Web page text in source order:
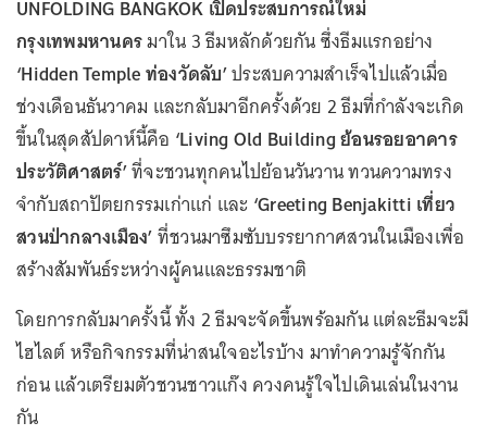
UNFOLDING BANGKOK เปิดประสบการณ์ใหม่
กรุงเทพมหานครมาใน 3 ธีมหลักด้วยกัน ซึ่งธีมแรกอย่าง
‘Hidden Temple ท่องวัดลับ’ประสบความสำเร็จไปแล้วเมื่อ
ช่วงเดือนธันวาคม และกลับมาอีกครั้งด้วย 2 ธีมที่กำลังจะเกิด
ขึ้นในสุดสัปดาห์นี้คือ ‘Living Old Building ย้อนรอยอาคาร
ประวัติศาสตร์’ที่จะชวนทุกคนไปย้อนวันวาน ทวนความทรง
จำกับสถาปัตยกรรมเก่าแก่ และ ‘Greeting Benjakitti เที่ยว
สวนป่ากลางเมือง’ที่ชวนมาซึมซับบรรยากาศสวนในเมืองเพื่อ
สร้างสัมพันธ์ระหว่างผู้คนและธรรมชาติ
โดยการกลับมาครั้งนี้ ทั้ง 2 ธีมจะจัดขึ้นพร้อมกัน แต่ละธีมจะมี
ไฮไลต์ หรือกิจกรรมที่น่าสนใจอะไรบ้าง มาทำความรู้จักกัน
ก่อน แล้วเตรียมตัวชวนชาวแก๊ง ควงคนรู้ใจไปเดินเล่นในงาน
กัน